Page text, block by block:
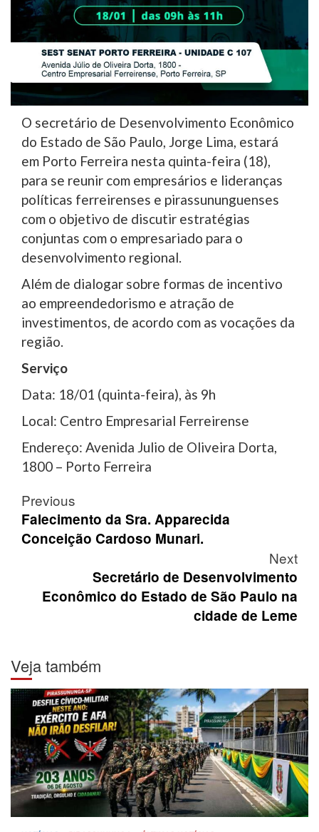
O secretário de Desenvolvimento Econômico
do Estado de São Paulo, Jorge Lima, estará
em Porto Ferreira nesta quinta-feira (18),
para se reunir com empresários e lideranças
políticas ferreirenses e pirassununguenses
com o objetivo de discutir estratégias
conjuntas com o empresariado para o
desenvolvimento regional.
Além de dialogar sobre formas de incentivo
ao empreendedorismo e atração de
investimentos, de acordo com as vocações da
região.
Serviço
Data: 18/01 (quinta-feira), às 9h
Local: Centro Empresarial Ferreirense
Endereço: Avenida Julio de Oliveira Dorta,
1800 – Porto Ferreira
Post
navigation
Previous
Falecimento da Sra. Apparecida
Conceição Cardoso Munari.
Next
Secretário de Desenvolvimento
Econômico do Estado de São Paulo na
cidade de Leme
Veja também